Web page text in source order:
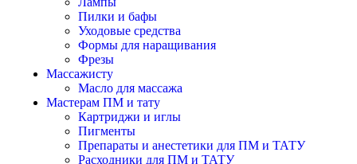
Пилки и бафы
Уходовые средства
Формы для наращивания
Фрезы
Массажисту
Масло для массажа
Мастерам ПМ и тату
Картриджи и иглы
Пигменты
Препараты и анестетики для ПМ и ТАТУ
Расходники для ПМ и ТАТУ